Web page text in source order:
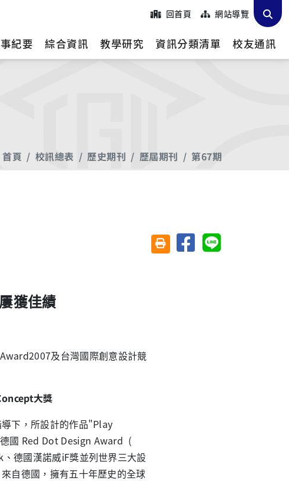
回首頁 網站導覽
紀要 綜合資訊 教學研究 資訊分類清單 校友通訊
首頁 校訊總表 歷史期刊 歷屆期刊 第67期
友善列印(另開視窗)
分享至臉書分享至 Line
獲佳績
及台灣國際創意設計競
大獎
下，所設計的作品"Play
國 Red Dot Design Award (
德國漢諾威iF獎並列世界三大設
自德國，擁有五十年歷史的全球